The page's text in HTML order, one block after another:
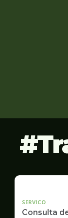
SERVICO
Consulta